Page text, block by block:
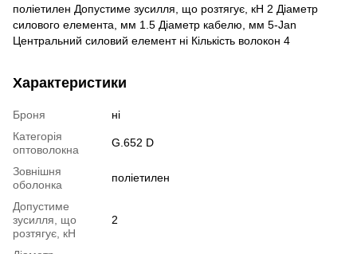
поліетилен Допустиме зусилля, що розтягує, кН 2 Діаметр
силового елемента, мм 1.5 Діаметр кабелю, мм 5-Jan
Центральний силовий елемент ні Кількість волокон 4
Характеристики
Броня
ні
Категорія
оптоволокна
G.652 D
Зовнішня
оболонка
поліетилен
Допустиме
зусилля, що
розтягує, кН
2